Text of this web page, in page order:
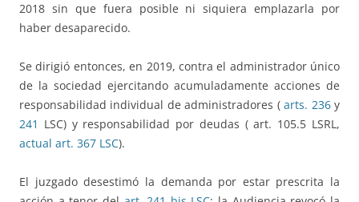
2018 sin que fuera posible ni siquiera emplazarla por
haber desaparecido.
Se dirigió entonces, en 2019, contra el administrador único
de la sociedad ejercitando acumuladamente acciones de
responsabilidad individual de administradores (arts. 236y
241 LSC) y responsabilidad por deudas ( art. 105.5 LSRL,
actual art. 367 LSC).
El juzgado desestimó la demanda por estar prescrita la